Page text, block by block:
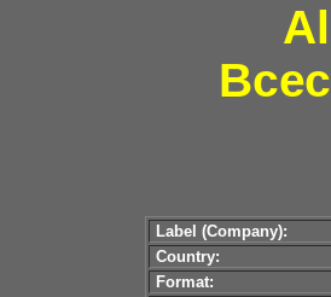
Label (Company):
Country:
Format: